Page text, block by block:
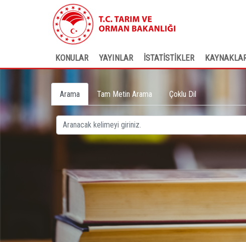
KONULAR YAYINLAR İSTATİSTİKLER
Arama Tam Metin Arama Çoklu Dil